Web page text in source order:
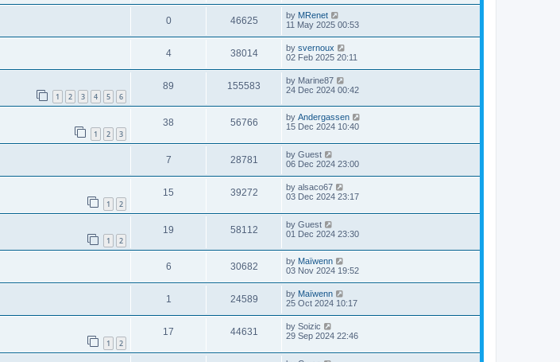
0 46625 by MRenet
11 May 2025 00:53
4 38014 by svernoux
02 Feb 2025 20:11
1 2 3 4 5 6
89 155583 by Marine87
24 Dec 2024 00:42
1 2 3
38 56766 by Andergassen
15 Dec 2024 10:40
7 28781 by Guest
06 Dec 2024 23:00
1 2
15 39272 by alsaco67
03 Dec 2024 23:17
1 2
19 58112 by Guest
01 Dec 2024 23:30
6 30682 by Maïwenn
03 Nov 2024 19:52
1 24589 by Maïwenn
25 Oct 2024 10:17
1 2
17 44631 by Soizic
29 Sep 2024 22:46